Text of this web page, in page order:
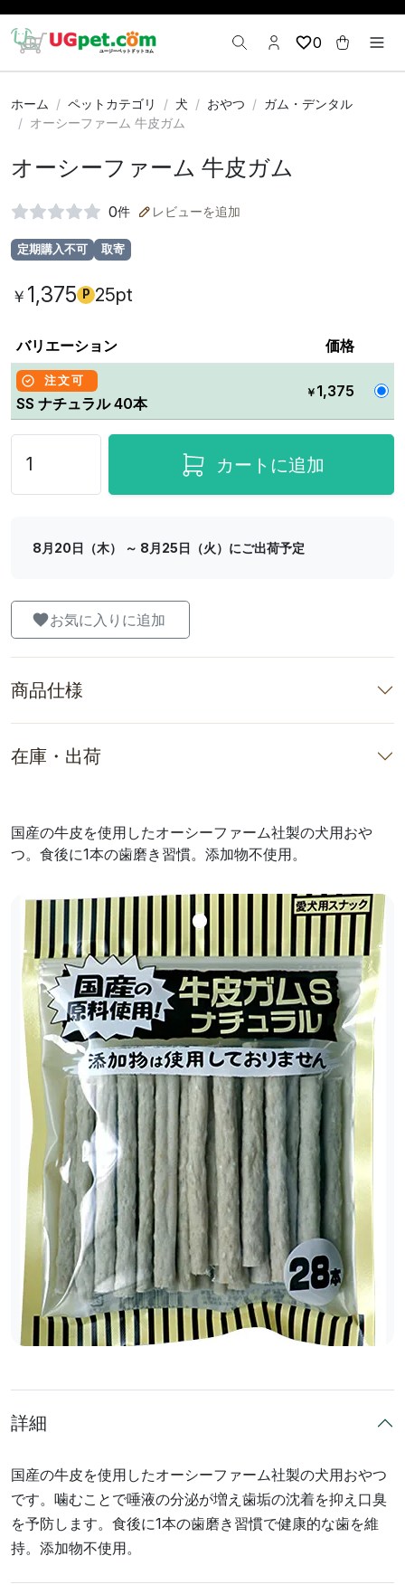
0
ホーム ペットカテゴリ 犬 おやつ
ガム・デンタル
オーシーファーム 牛皮ガム
オーシーファーム 牛皮ガム
0件 レビューを追加
定期購入不可 取寄
￥ 1,375 P 25pt
バリエーション 価格
注文可
SS ナチュラル 40本
￥ 1,375
カートに追加
8月20日（木） ～ 8月25日（火）にご出荷予定
お気に入りに追加
商品仕様
在庫・出荷
国産の牛皮を使用したオーシーファーム社製の犬用おや
つ。食後に1本の歯磨き習慣。添加物不使用。
詳細
国産の牛皮を使用したオーシーファーム社製の犬用おやつ
です。噛むことで唾液の分泌が増え歯垢の沈着を抑え口臭
を予防します。食後に1本の歯磨き習慣で健康的な歯を維
持。添加物不使用。